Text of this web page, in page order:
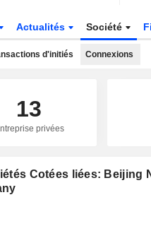
Actualités Société
d'initiés Connexions
13
privées
Cotées liées: Beijing